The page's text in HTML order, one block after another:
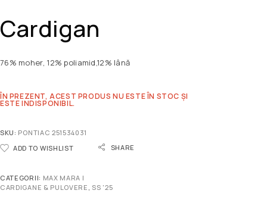
Cardigan
76% moher, 12% poliamid,12% lână
ÎN PREZENT, ACEST PRODUS NU ESTE ÎN STOC ȘI
ESTE INDISPONIBIL.
SKU: PONTIAC 251534031
ADD TO WISHLIST
SHARE
CATEGORII: MAX MARA |
CARDIGANE & PULOVERE , SS '25